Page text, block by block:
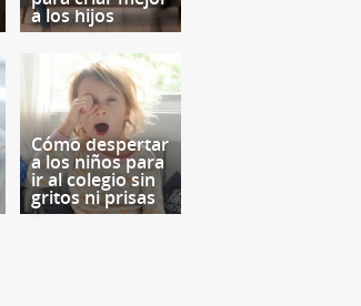
a los hijos
Cómo despertar
a los niños para
ir al colegio sin
gritos ni prisas